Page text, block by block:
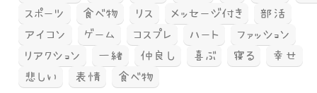
スポーツ
食べ物 リス メッセージ付き
部活
アイコン
ゲーム コスプレ ハート
ファッション
リアクション
一緒 仲良し 喜ぶ 寝る
幸せ
悲しい
表情 食べ物